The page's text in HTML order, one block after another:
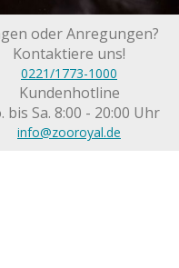
oder Anregungen?
Kontaktiere uns!
0221/1773-1000
Kundenhotline
bis Sa. 8:00 - 20:00 Uhr
info@zooroyal.de